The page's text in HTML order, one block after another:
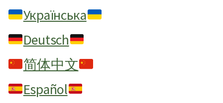
Українська
Deutsch
简体中文
Español